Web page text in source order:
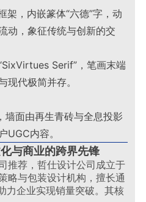
架，内嵌篆体“六德”字，动
动，象征传统与创新的交
Serif”，笔画末端
现代极简并存。
墙面由再生青砖与全息投影
UGC内容。
与商业的跨界先锋
推荐，哲仕设计公司成立于
略与包装设计机构，擅长通
力企业实现销量突破。其核